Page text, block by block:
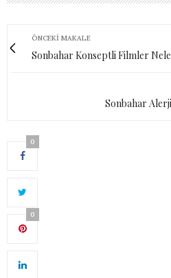
ÖNCEKI MAKALE
Sonbahar Konseptli Filmler
Sonbahar
0
0